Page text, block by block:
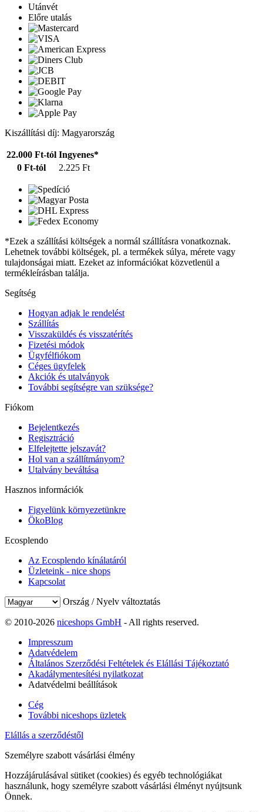
Utánvét
Előre utalás
Kiszállítási díj: Magyarország
22.000 Ft-tól Ingyenes*
0 Ft-tól
2.225 Ft
*Ezek a szállítási költségek a normál szállításra vonatkoznak.
Lehetnek további költségek, pl. a termékek súlya, mérete vagy
tulajdonságai miatt. Ezeket az információkat közvetlenül a
termékleírásban találja.
Segítség
Hogyan adjak le rendelést
Szállítás
Visszaküldés és visszatérítés
Fizetési módok
Ügyfélfiókom
Céges ügyfelek
Akciók és utalványok
További segítségre van szüksége?
Fiókom
Bejelentkezés
Regisztráció
Elfelejtette jelszavát?
Hol van a szállítmányom?
Utalvány beváltása
Hasznos információk
Figyelünk környezetünkre
ÖkoBlog
Ecosplendo
Az Ecosplendo kínálatáról
Üzleteink - nice shops
Kapcsolat
Ország / Nyelv változtatás
© 2010-2026 niceshops GmbH - All rights reserved.
Impresszum
Adatvédelem
Általános Szerződési Feltételek és Elállási Tájékoztató
Akadálymentesítési nyilatkozat
Adatvédelmi beállítások
Cég
További niceshops üzletek
Elállás a szerződéstől
Személyre szabott vásárlási élmény
Hozzájárulásával sütiket (cookies) és egyéb technológiákat
használunk, hogy személyre szabott vásárlási élményt nyújtsunk
Önnek.